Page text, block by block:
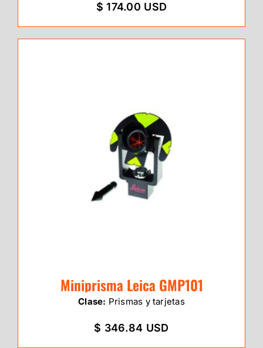
$ 174.00 USD
Miniprisma Leica GMP101
Clase: Prismas y tarjetas
$ 346.84 USD